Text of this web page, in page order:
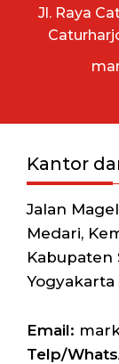
Jl. Raya
Kantor
Jalan
Medari,
Kabupaten
Yogyakarta
Email:
Telp/